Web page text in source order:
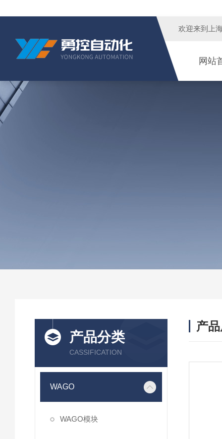
欢迎来到 上
网站
产品分类
CASSIFICATION
WAGO
WAGO模块
产